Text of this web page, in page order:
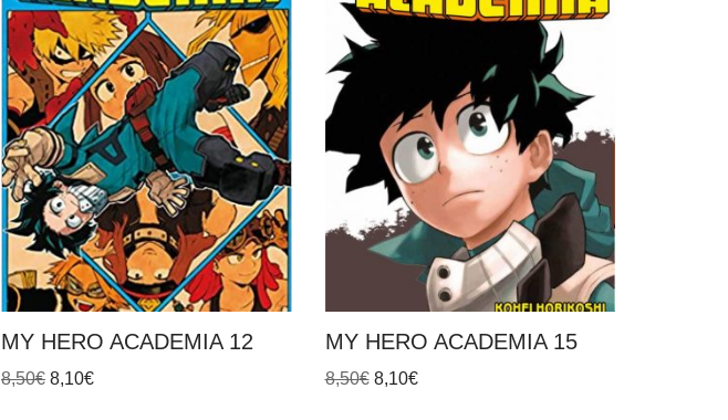
MY HERO ACADEMIA 12
8,50€ 8,10€
MY HERO ACADEMIA 15
8,50€ 8,10€